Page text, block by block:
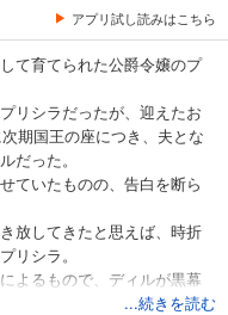
アプリ試し読みはこちら
て育てられた公爵令嬢のプ
リシラだったが、迎えたお
期国王の座につき、夫とな
だった。
ていたものの、告白を断ら
放してきたと思えば、時折
リシラ。
よるもので、ディルが黒幕
...続きを読む